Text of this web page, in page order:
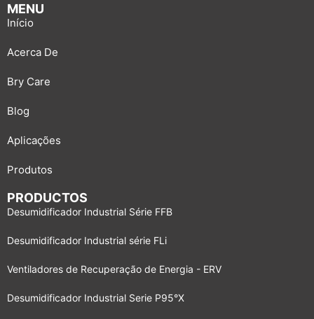
Início
Acerca De
Bry Care
Blog
Aplicações
Produtos
MENU
PRODUCTOS
Desumidificador Industrial Série FFB
Desumidificador Industrial série FLi
Ventiladores de Recuperação de Energia - ERV
Desumidificador Industrial Serie P95°X